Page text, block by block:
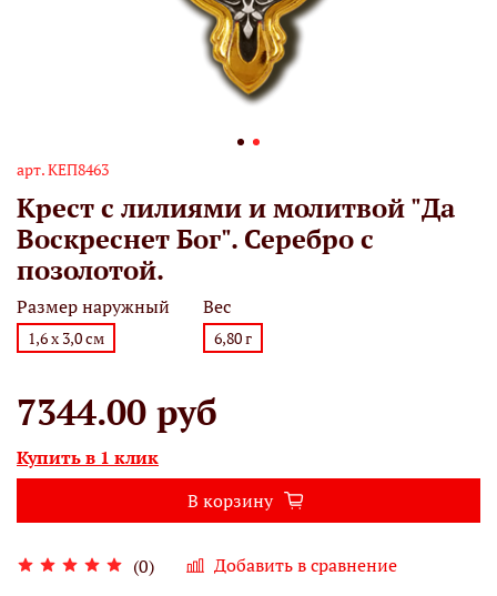
арт.КЕП8463
Крест с лилиями и молитвой "Да
Воскреснет Бог". Серебро с
позолотой.
(0) Добавить в сравнение
Размер наружный
1,6 х 3,0 см
Вес
6,80 г
7344.00 руб
Купить в 1 клик
В корзину